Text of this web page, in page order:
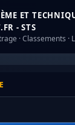
ET
- STS
· Classements ·